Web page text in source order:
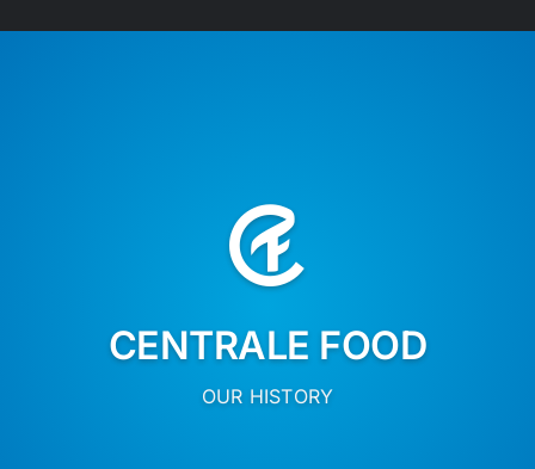
CENTRALE FOOD
OUR HISTORY